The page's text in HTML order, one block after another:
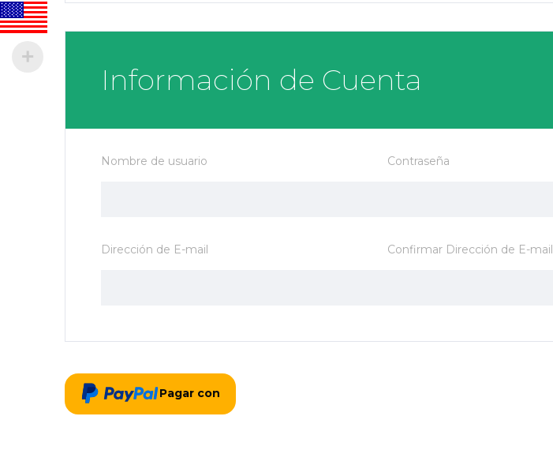
Información de Cuenta
Nombre de usuario Contraseña
Dirección de E-mail Confirmar Dirección de E-mail
Pagar con